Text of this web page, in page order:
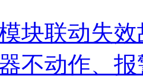
块联动失效
不动作、